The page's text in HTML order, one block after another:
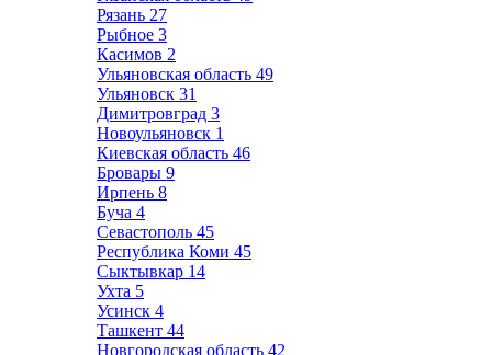
Рязань 27
Рыбное 3
Касимов 2
Ульяновская область 49
Ульяновск 31
Димитровград 3
Новоульяновск 1
Киевская область 46
Бровары 9
Ирпень 8
Буча 4
Севастополь 45
Республика Коми 45
Сыктывкар 14
Ухта 5
Усинск 4
Ташкент 44
Новгородская область 42